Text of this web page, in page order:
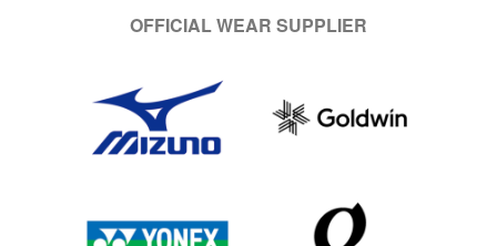
OFFICIAL WEAR SUPPLIER